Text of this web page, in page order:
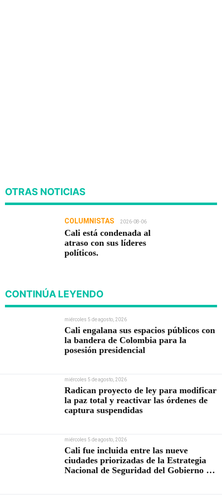
OTRAS NOTICIAS
COLUMNISTAS 2026-08-06
Cali está condenada al
atraso con sus líderes
políticos.
CONTINÚA LEYENDO
miércoles 5 de agosto, 2026
Cali engalana sus espacios públicos con
la bandera de Colombia para la
posesión presidencial
miércoles 5 de agosto, 2026
Radican proyecto de ley para modificar
la paz total y reactivar las órdenes de
captura suspendidas
miércoles 5 de agosto, 2026
Cali fue incluida entre las nueve
ciudades priorizadas de la Estrategia
Nacional de Seguridad del Gobierno de